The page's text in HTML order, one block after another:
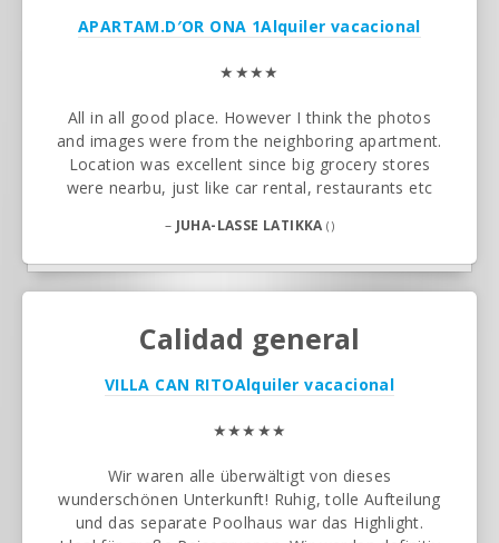
APARTAM.D′OR ONA 1Alquiler vacacional
★★★★
All in all good place. However I think the photos
and images were from the neighboring apartment.
Location was excellent since big grocery stores
were nearbu, just like car rental, restaurants etc
– JUHA-LASSE LATIKKA ()
Calidad general
VILLA CAN RITOAlquiler vacacional
★★★★★
Wir waren alle überwältigt von dieses
wunderschönen Unterkunft! Ruhig, tolle Aufteilung
und das separate Poolhaus war das Highlight.